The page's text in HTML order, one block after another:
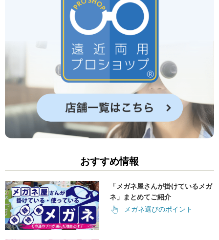
おすすめ情報
「メガネ屋さんが掛けているメガ
ネ」まとめてご紹介
メガネ選びのポイント